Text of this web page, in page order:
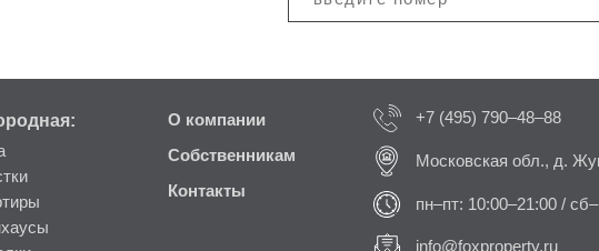
О компании
Собственникам
Контакты
+7 (495) 790–48–88
Московская обл., д.
пн–пт: 10:00–21:00 /
info@foxproperty.ru